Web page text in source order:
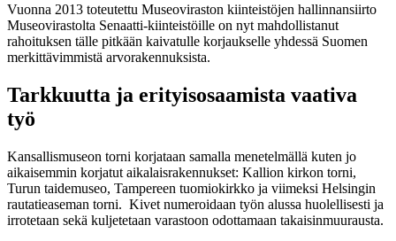
Vuonna 2013 toteutettu Museoviraston kiinteistöjen hallinnansiirto
Museovirastolta Senaatti-kiinteistöille on nyt mahdollistanut
rahoituksen tälle pitkään kaivatulle korjaukselle yhdessä Suomen
merkittävimmistä arvorakennuksista.
Tarkkuutta ja erityisosaamista vaativa
työ
Kansallismuseon torni korjataan samalla menetelmällä kuten jo
aikaisemmin korjatut aikalaisrakennukset: Kallion kirkon torni,
Turun taidemuseo, Tampereen tuomiokirkko ja viimeksi Helsingin
rautatieaseman torni. Kivet numeroidaan työn alussa huolellisesti ja
irrotetaan sekä kuljetetaan varastoon odottamaan takaisinmuurausta.